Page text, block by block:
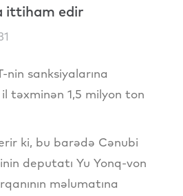
ittiham edir
nin sanksiyalarına
təxminən 1,5 milyon ton
ki, bu barədə Cənubi
deputatı Yu Yonq-von
məlumatına